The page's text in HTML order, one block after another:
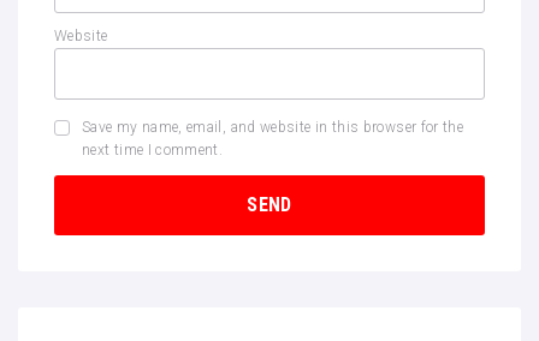
Website
Save my name, email, and website in this browser for the
next time I comment.